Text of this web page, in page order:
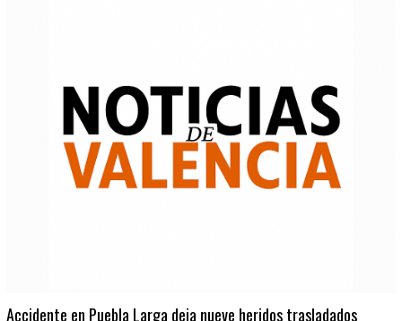
Accidente en Puebla Larga deja nueve heridos trasladados